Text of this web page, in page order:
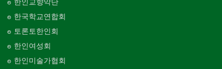
한인교향악단
한국학교연합회
토론토한인회
한인여성회
한인미술가협회